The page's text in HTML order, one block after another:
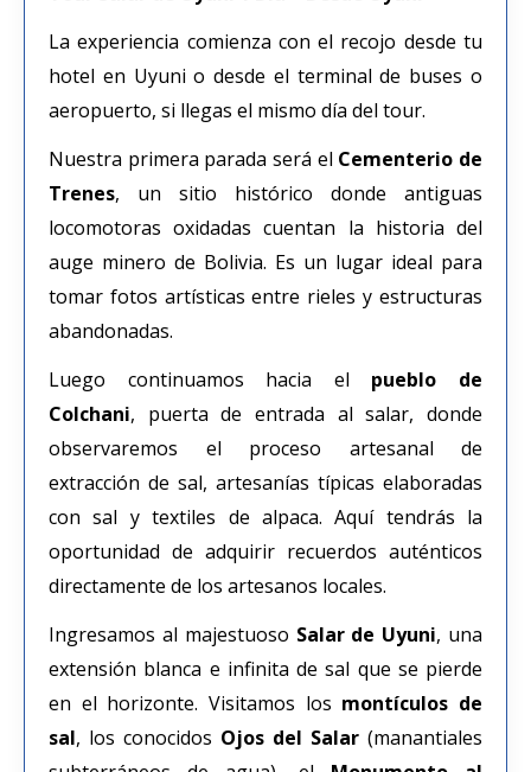
La experiencia comienza con el recojo desde tu
hotel en Uyuni o desde el terminal de buses o
aeropuerto, si llegas el mismo día del tour.
Nuestra primera parada será el Cementerio de
Trenes, un sitio histórico donde antiguas
locomotoras oxidadas cuentan la historia del
auge minero de Bolivia. Es un lugar ideal para
tomar fotos artísticas entre rieles y estructuras
abandonadas.
Luego continuamos hacia el pueblo de
Colchani, puerta de entrada al salar, donde
observaremos el proceso artesanal de
extracción de sal, artesanías típicas elaboradas
con sal y textiles de alpaca. Aquí tendrás la
oportunidad de adquirir recuerdos auténticos
directamente de los artesanos locales.
Ingresamos al majestuoso Salar de Uyuni, una
extensión blanca e infinita de sal que se pierde
en el horizonte. Visitamos los montículos de
sal, los conocidos Ojos del Salar (manantiales